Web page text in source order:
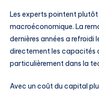
Les experts pointent
macroéconomique. La
dernières années a
directement les capacités
particulièrement dans la
Avec un coût du capital